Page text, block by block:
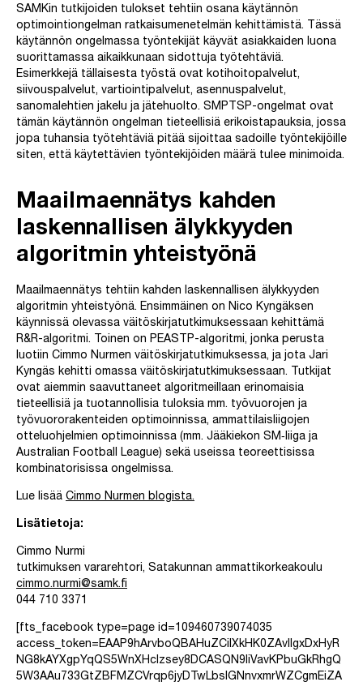
SAMKin tutkijoiden tulokset tehtiin osana käytännön
optimointiongelman ratkaisumenetelmän kehittämistä. Tässä
käytännön ongelmassa työntekijät käyvät asiakkaiden luona
suorittamassa aikaikkunaan sidottuja työtehtäviä.
Esimerkkejä tällaisesta työstä ovat kotihoitopalvelut,
siivouspalvelut, vartiointipalvelut, asennuspalvelut,
sanomalehtien jakelu ja jätehuolto. SMPTSP-ongelmat ovat
tämän käytännön ongelman tieteellisiä erikoistapauksia, jossa
jopa tuhansia työtehtäviä pitää sijoittaa sadoille työntekijöille
siten, että käytettävien työntekijöiden määrä tulee minimoida.
Maailmaennätys kahden
laskennallisen älykkyyden
algoritmin yhteistyönä
Maailmaennätys tehtiin kahden laskennallisen älykkyyden
algoritmin yhteistyönä. Ensimmäinen on Nico Kyngäksen
käynnissä olevassa väitöskirjatutkimuksessaan kehittämä
R&R-algoritmi. Toinen on PEASTP-algoritmi, jonka perusta
luotiin Cimmo Nurmen väitöskirjatutkimuksessa, ja jota Jari
Kyngäs kehitti omassa väitöskirjatutkimuksessaan. Tutkijat
ovat aiemmin saavuttaneet algoritmeillaan erinomaisia
tieteellisiä ja tuotannollisia tuloksia mm. työvuorojen ja
työvuororakenteiden optimoinnissa, ammattilaisliigojen
otteluohjelmien optimoinnissa (mm. Jääkiekon SM‐liiga ja
Australian Football League) sekä useissa teoreettisissa
kombinatorisissa ongelmissa.
Lue lisää Cimmo Nurmen blogista.
Lisätietoja:
Cimmo Nurmi
tutkimuksen vararehtori, Satakunnan ammattikorkeakoulu
cimmo.nurmi@samk.fi
044 710 3371
[fts_facebook type=page id=109460739074035
access_token=EAAP9hArvboQBAHuZCilXkHK0ZAvIIgxDxHyR
NG8kAYXgpYqQS5WnXHclzsey8DCASQN9liVavKPbuGkRhgQ
5W3AAu733GtZBFMZCVrqp6jyDTwLbsIGNnvxmrWZCgmEiZA